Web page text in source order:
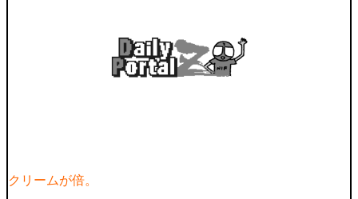
クリームが倍。